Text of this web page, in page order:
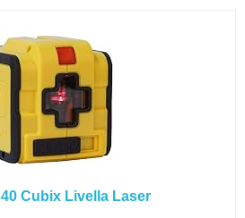
Cubix Livella Laser